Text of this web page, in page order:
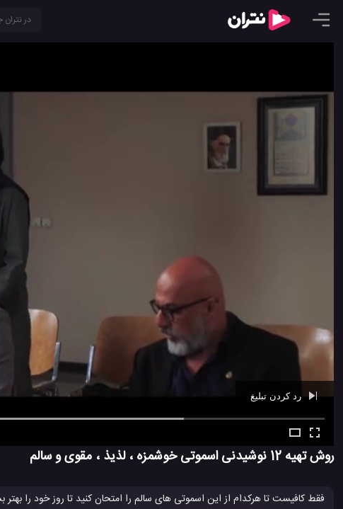
رد کردن تبلیغ
Ad - 00:39
روش تهیه 12 نوشیدنی اسموتی خوشمزه ، لذیذ ، مقوی و سالم
فقط کافیست تا هرکدام از این اسموتی های سالم را امتحان کنید تا روز خود را